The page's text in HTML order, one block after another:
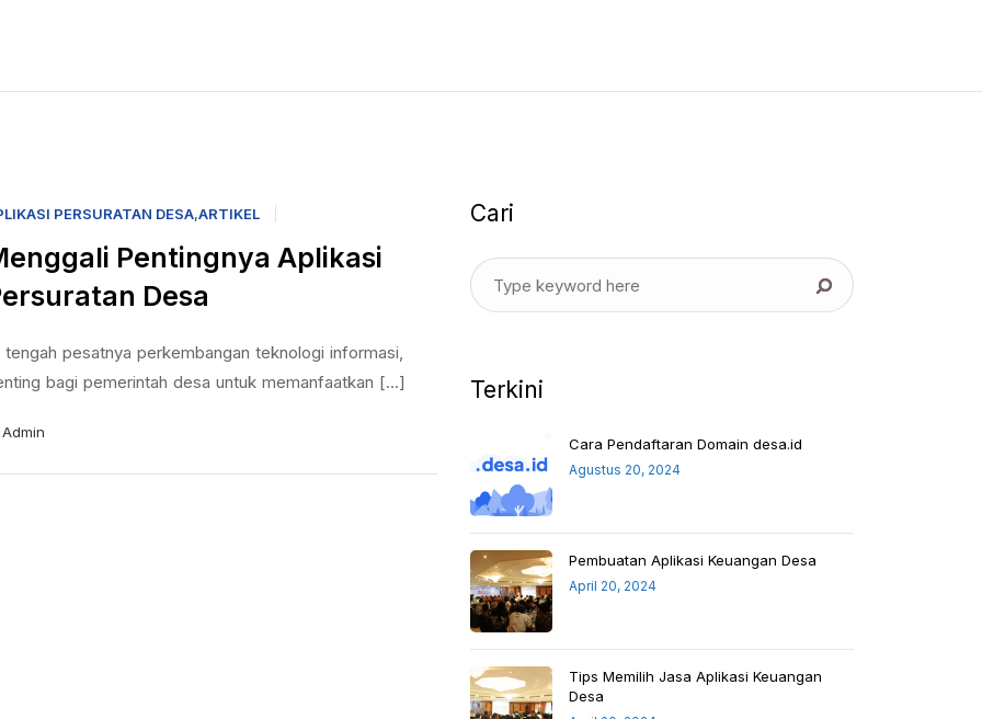
PERSURATAN DESA,ARTIKEL
Pentingnya Aplikasi
Desa
tengah pesatnya perkembangan teknologi informasi,
bagi pemerintah desa untuk memanfaatkan [...]
Admin
Cari
Terkini
Cara Pendaftaran Domain desa.id
Agustus 20, 2024
Pembuatan Aplikasi Keuangan Desa
April 20, 2024
Tips Memilih Jasa Aplikasi Keuangan
Desa